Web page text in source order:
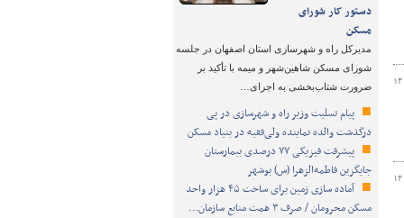
دستور کار شورای
مسکن
مدیرکل راه و شهرسازی استان اصفهان در جلسه
شورای مسکن شاهین‌شهر و میمه با تأکید بر
ضرورت شتاب‌بخشی به اجرای…
پیام تسلیت وزیر راه و شهرسازی در پی
درگذشت والده نماینده ولی‌فقیه در بنیاد مسکن
پیشرفت فیزیکی ۷۷ درصدی بیمارستان
جایگزین فاطمه‌الزهرا (س) بوشهر
آماده سازی زمین برای ساخت ۴۵ هزار واحد
مسکن محرومان / صرف ۳ همت منابع سازمان…